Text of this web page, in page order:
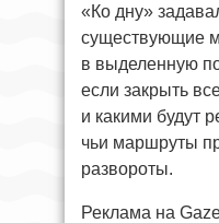
«Ко дну»
существующие
в выделенную
если закрыть
и какими будут
чьи маршруты
развороты.
Реклама на